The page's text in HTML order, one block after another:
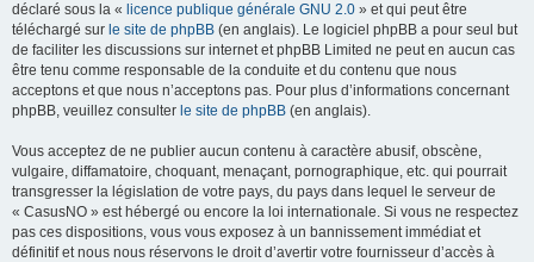
déclaré sous la « licence publique générale GNU 2.0 » et qui peut être
téléchargé sur le site de phpBB (en anglais). Le logiciel phpBB a pour seul but
de faciliter les discussions sur internet et phpBB Limited ne peut en aucun cas
être tenu comme responsable de la conduite et du contenu que nous
acceptons et que nous n’acceptons pas. Pour plus d’informations concernant
phpBB, veuillez consulter le site de phpBB (en anglais).
Vous acceptez de ne publier aucun contenu à caractère abusif, obscène,
vulgaire, diffamatoire, choquant, menaçant, pornographique, etc. qui pourrait
transgresser la législation de votre pays, du pays dans lequel le serveur de
« CasusNO » est hébergé ou encore la loi internationale. Si vous ne respectez
pas ces dispositions, vous vous exposez à un bannissement immédiat et
définitif et nous nous réservons le droit d’avertir votre fournisseur d’accès à